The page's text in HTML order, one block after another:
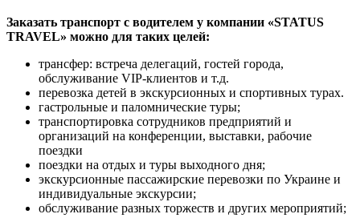
Заказать транспорт с водителем у компании «STATUS
TRAVEL» можно для таких целей:
трансфер: встреча делегаций, гостей города,
обслуживание VIP-клиентов и т.д.
перевозка детей в экскурсионных и спортивных турах.
гастрольные и паломнические туры;
транспортировка сотрудников предприятий и
организаций на конференции, выставки, рабочие
поездки
поездки на отдых и туры выходного дня;
экскурсионные пассажирские перевозки по Украине и
индивидуальные экскурсии;
обслуживание разных торжеств и других мероприятий;